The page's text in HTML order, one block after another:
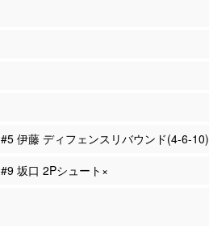
#5 伊藤 ディフェンスリバウンド(4-6-10)
#9 坂口 2Pシュート×